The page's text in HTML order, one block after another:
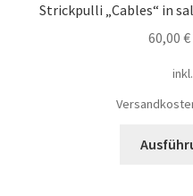
Strickpulli „Cables“ in
60,00 €